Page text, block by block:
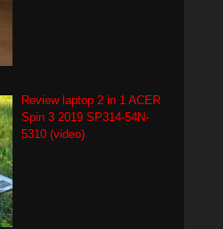
Review laptop 2 in 1 ACER
Spin 3 2019 SP314-54N-
5310 (video)